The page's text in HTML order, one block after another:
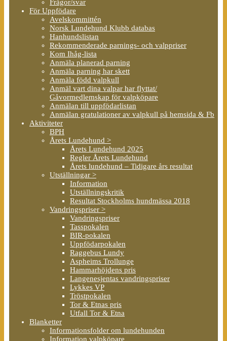
Frågor/svar
För Uppfödare
Avelskommittén
Norsk Lundehund Klubb databas
Hanhundslistan
Rekommenderade parnings- och valppriser
Kom Ihåg-lista
Anmäla planerad parning
Anmäla parning har skett
Anmäla född valpkull
Anmäl vart dina valpar har flyttat/
Gåvormedlemskap för valpköpare
Anmälan till uppfödarlistan
Anmälan gratulationer av valpkull på hemsida & Fb
Aktiviteter
BPH
Årets Lundehund >
Årets Lundehund 2025
Regler Årets Lundehund
Årets lundehund – Tidigare års resultat
Utställningar >
Information
Utställningskritik
Resultat Stockholms hundmässa 2018
Vandringspriser >
Vandringspriser
Tasspokalen
BIR-pokalen
Uppfödarpokalen
Raggebus Lundy
Aspheims Trollunge
Hammarhöjdens pris
Langenesjentas vandringspriser
Lykkes VP
Tröstpokalen
Tor & Etnas pris
Utfall Tor & Etna
Blanketter
Informationsfolder om lundehunden
Information valpköpare